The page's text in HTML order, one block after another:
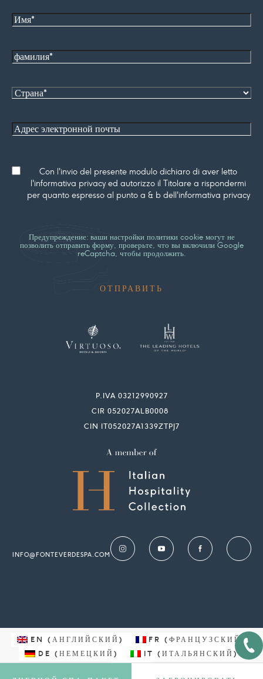
Имя
фамилия*
Страна
Адрес
Con l'invio del presente modulo dichiaro di aver letto
l'informativa privacy ed autorizzo il Titolare a rispondermi
per quanto espresso al punto a & b dell'informativa privacy
Предупреждение: ваши настройки политики cookie могут не
позволить отправить форму, проверьте, что вы включили Google
reCaptcha, чтобы продолжить.
P.IVA 03212990927
CIR 052027ALB0008
CIN IT052027A1339ZTPJ7
INFO@FONTEVERDESPA.COM
EN ( АНГЛИЙСКИЙ ) FR (ФРАНЦУЗСКИЙ )
DE ( НЕМЕЦКИЙ ) IT ( ИТАЛЬЯНСКИЙ )